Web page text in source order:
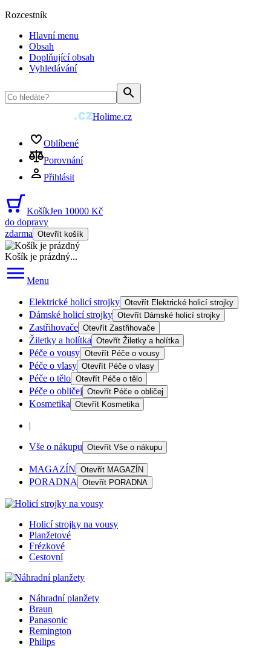
Rozcestník
Hlavní menu
Obsah
Doplňující obsah
Vyhledávání
Holime.cz
Oblíbené
Porovnání
Přihlásit
KošíkJen 10000 Kč
do dopravy
zdarma Otevřít košík
Košík je prázdný...
Menu
Elektrické holicí strojky Otevřít Elektrické holicí strojky
Dámské holicí strojky Otevřít Dámské holicí strojky
Zastřihovače Otevřít Zastřihovače
Žiletky a holítka Otevřít Žiletky a holítka
Péče o vousy Otevřít Péče o vousy
Péče o vlasy Otevřít Péče o vlasy
Péče o tělo Otevřít Péče o tělo
Péče o obličej Otevřít Péče o obličej
Kosmetika Otevřít Kosmetika
|
Vše o nákupu Otevřít Vše o nákupu
MAGAZÍN Otevřít MAGAZÍN
PORADNA Otevřít PORADNA
Holicí strojky na vousy
Planžetové
Frézkové
Cestovní
Náhradní planžety
Braun
Panasonic
Remington
Philips